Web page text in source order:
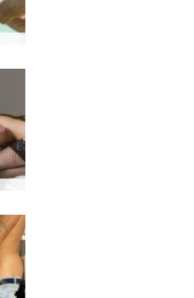
헤라와 데이비드 사진 제작